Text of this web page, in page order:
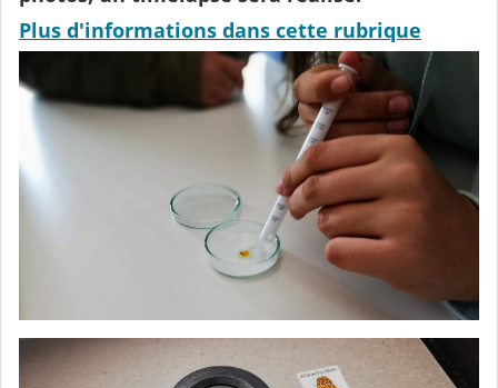
Plus d'informations dans cette rubrique